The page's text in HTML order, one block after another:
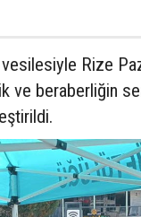
vesilesiyle Rize
ve beraberliğin